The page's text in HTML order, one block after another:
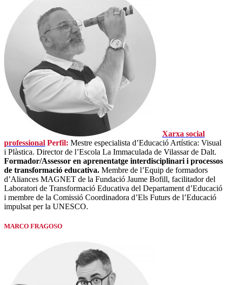
Xarxa social
professional Perfil: Mestre especialista d’Educació Artística: Visual
i Plàstica. Director de l’Escola La Immaculada de Vilassar de Dalt.
Formador/Assessor en aprenentatge interdisciplinari i processos
de transformació educativa. Membre de l’Equip de formadors
d’Aliances MAGNET de la Fundació Jaume Bofill, facilitador del
Laboratori de Transformació Educativa del Departament d’Educació
i membre de la Comissió Coordinadora d’Els Futurs de l’Educació
impulsat per la UNESCO.
MARCO FRAGOSO